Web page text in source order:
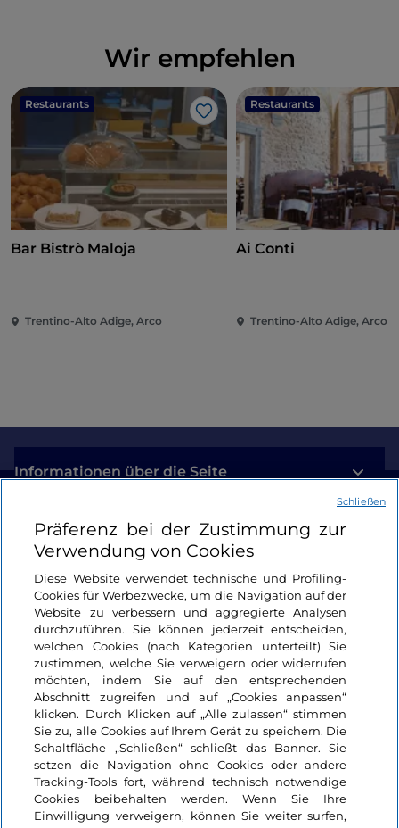
Wir empfehlen
Restaurants
Like
Bar Bistrò Maloja
Trentino-Alto Adige, Arco
Restaurants
Ai Conti
Trentino-Alto Adige, Arco
Informationen über die Seite
Nützliche Links
Login
Bleiben wir in Kontakt
Präferenz bei der Zustimmung zur
Verwendung von Cookies
Diese Website verwendet technische und Profiling-
Cookies für Werbezwecke, um die Navigation auf der
Website zu verbessern und aggregierte Analysen
durchzuführen. Sie können jederzeit entscheiden,
welchen Cookies (nach Kategorien unterteilt) Sie
zustimmen, welche Sie verweigern oder widerrufen
möchten, indem Sie auf den entsprechenden
Abschnitt zugreifen und auf „Cookies anpassen“
klicken. Durch Klicken auf „Alle zulassen“ stimmen
Sie zu, alle Cookies auf Ihrem Gerät zu speichern. Die
Schaltfläche „Schließen“ schließt das Banner. Sie
setzen die Navigation ohne Cookies oder andere
Tracking-Tools fort, während technisch notwendige
Cookies beibehalten werden. Wenn Sie Ihre
Einwilligung verweigern, können Sie weiter surfen,
Schließen